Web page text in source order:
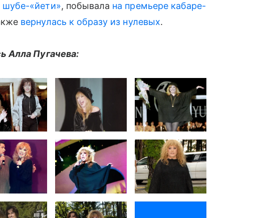
шубе-«йети», побывала на премьере кабаре-
вернулась к образу из нулевых.
Алла Пугачева: